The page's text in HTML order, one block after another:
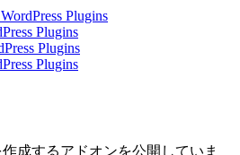
Plugins
Plugins
Plugins
Plugins
成するアドオンを公開していま